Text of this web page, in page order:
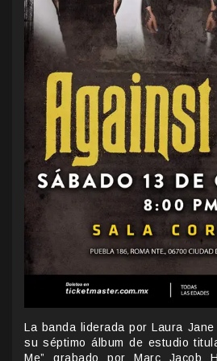
La banda liderada por Laura
su séptimo álbum de estudio
Me” grabado por Marc Jacob